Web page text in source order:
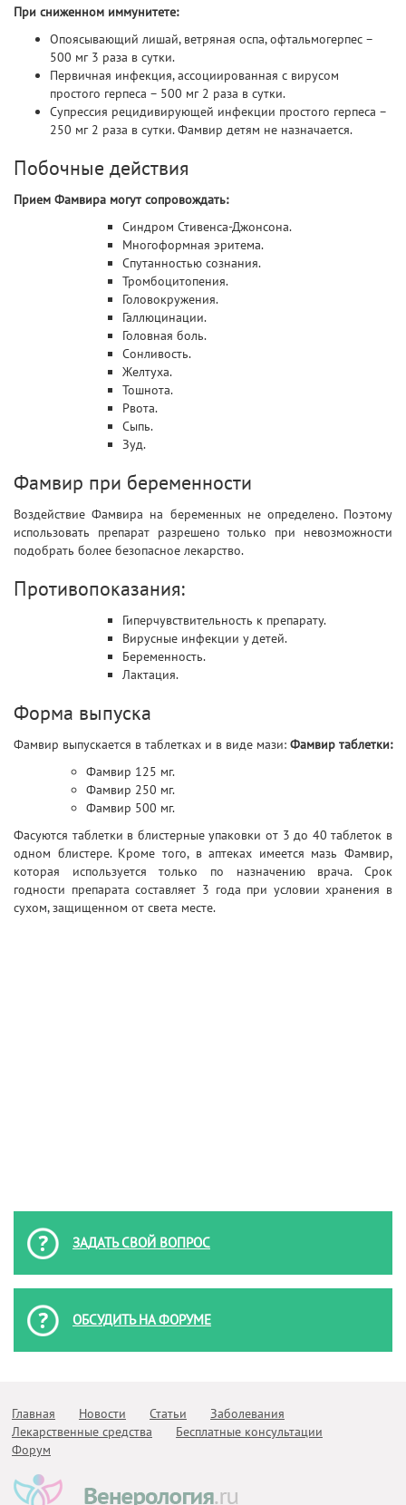
При сниженном иммунитете:
Опоясывающий лишай, ветряная оспа, офтальмогерпес –
500 мг 3 раза в сутки.
Первичная инфекция, ассоциированная с вирусом
простого герпеса – 500 мг 2 раза в сутки.
Супрессия рецидивирующей инфекции простого герпеса –
250 мг 2 раза в сутки. Фамвир детям не назначается.
Побочные действия
Прием Фамвира могут сопровождать:
Синдром Стивенса-Джонсона.
Многоформная эритема.
Спутанностью сознания.
Тромбоцитопения.
Головокружения.
Галлюцинации.
Головная боль.
Сонливость.
Желтуха.
Тошнота.
Рвота.
Сыпь.
Зуд.
Фамвир при беременности
Воздействие Фамвира на беременных не определено. Поэтому
использовать препарат разрешено только при невозможности
подобрать более безопасное лекарство.
Противопоказания:
Гиперчувствительность к препарату.
Вирусные инфекции у детей.
Беременность.
Лактация.
Форма выпуска
Фамвир выпускается в таблетках и в виде мази: Фамвир таблетки:
Фамвир 125 мг.
Фамвир 250 мг.
Фамвир 500 мг.
Фасуются таблетки в блистерные упаковки от 3 до 40 таблеток в
одном блистере. Кроме того, в аптеках имеется мазь Фамвир,
которая используется только по назначению врача. Срок
годности препарата составляет 3 года при условии хранения в
сухом, защищенном от света месте.
ЗАДАТЬ СВОЙ ВОПРОС
ОБСУДИТЬ НА ФОРУМЕ
Главная Новости Статьи
Заболевания
Лекарственные средства
Бесплатные консультации
Форум